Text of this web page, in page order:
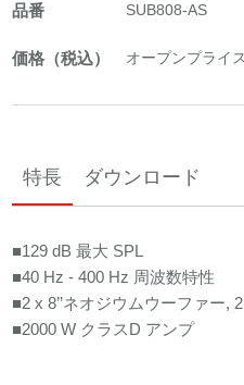
品番 SUB808-AS
価格（税込） オープンプライス
特長 ダウンロード
■129 dB 最大 SPL
■40 Hz - 400 Hz 周波数特性
■2 x 8’’ネオジウムウーファー,
■2000 W クラスD アンプ